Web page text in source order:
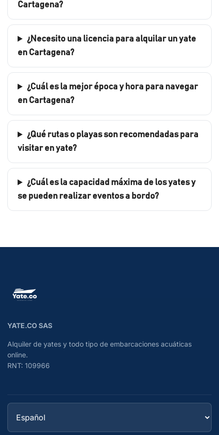
Cartagena?
¿Necesito una licencia para alquilar un yate
en Cartagena?
¿Cuál es la mejor época y hora para navegar
en Cartagena?
¿Qué rutas o playas son recomendadas para
visitar en yate?
¿Cuál es la capacidad máxima de los yates y
se pueden realizar eventos a bordo?
YATE.CO SAS
Alquiler de yates y todo tipo de embarcaciones acuáticas
online.
RNT: 109966